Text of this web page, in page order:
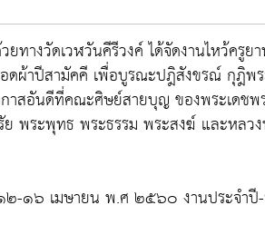
ยทางวัดเวฬวันคีรีวงค์ ได้จัดงานไหว้ค
ผ้าปีสามัคคี เพื่อบูรณะปฎิสังขรณ์ กุฎิพ
กาสอันดีที่คณะศิษย์สายบุญ ของพระเดช
พระพุทธ พระธรรม พระสงฆ์ และหลว
-๑๖ เมษายน พ.ศ ๒๕๖๐ งานประจำปี